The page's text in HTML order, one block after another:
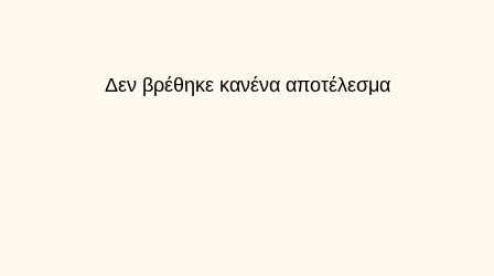
Δεν βρέθηκε κανένα αποτέλεσμα